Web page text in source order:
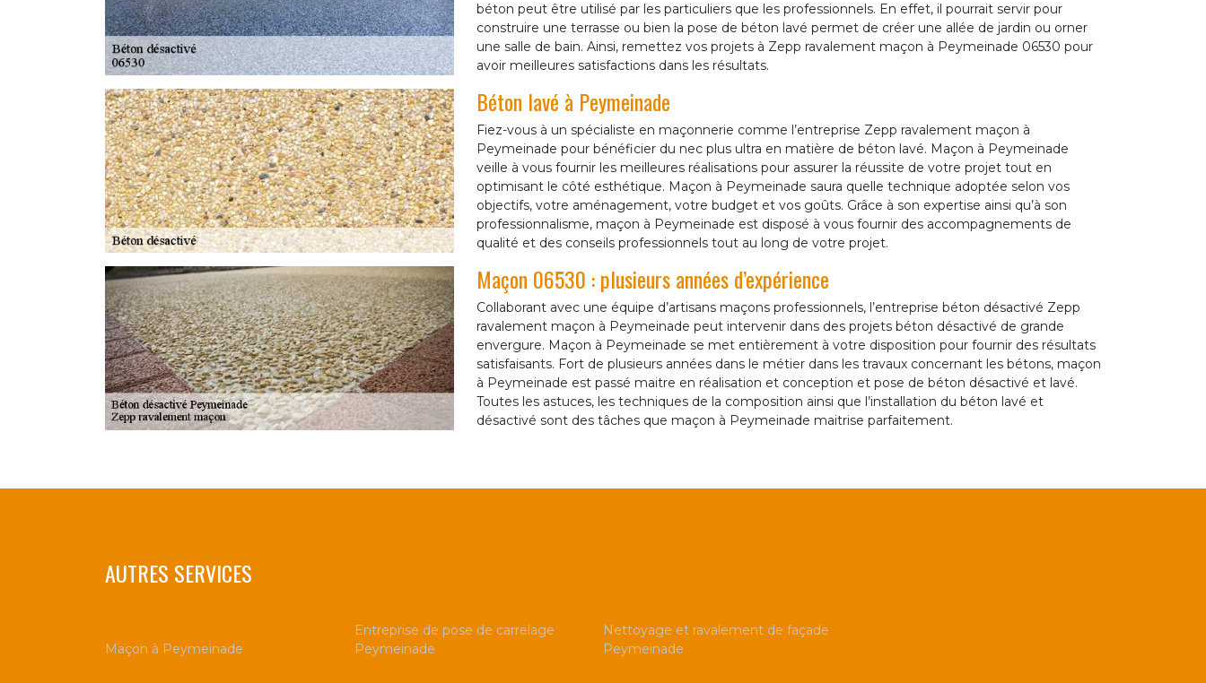
béton peut être utilisé par les particuliers que les professionnels. En effet, il pourrait servir pour
construire une terrasse ou bien la pose de béton lavé permet de créer une allée de jardin ou orner
une salle de bain. Ainsi, remettez vos projets à Zepp ravalement maçon à Peymeinade 06530 pour
avoir meilleures satisfactions dans les résultats.
Béton lavé à Peymeinade
Fiez-vous à un spécialiste en maçonnerie comme l’entreprise Zepp ravalement maçon à
Peymeinade pour bénéficier du nec plus ultra en matière de béton lavé. Maçon à Peymeinade
veille à vous fournir les meilleures réalisations pour assurer la réussite de votre projet tout en
optimisant le côté esthétique. Maçon à Peymeinade saura quelle technique adoptée selon vos
objectifs, votre aménagement, votre budget et vos goûts. Grâce à son expertise ainsi qu’à son
professionnalisme, maçon à Peymeinade est disposé à vous fournir des accompagnements de
qualité et des conseils professionnels tout au long de votre projet.
Maçon 06530 : plusieurs années d’expérience
Collaborant avec une équipe d’artisans maçons professionnels, l’entreprise béton désactivé Zepp
ravalement maçon à Peymeinade peut intervenir dans des projets béton désactivé de grande
envergure. Maçon à Peymeinade se met entièrement à votre disposition pour fournir des résultats
satisfaisants. Fort de plusieurs années dans le métier dans les travaux concernant les bétons, maçon
à Peymeinade est passé maitre en réalisation et conception et pose de béton désactivé et lavé.
Toutes les astuces, les techniques de la composition ainsi que l’installation du béton lavé et
désactivé sont des tâches que maçon à Peymeinade maitrise parfaitement.
AUTRES SERVICES
Maçon à Peymeinade
Entreprise de pose de carrelage
Peymeinade
Nettoyage et ravalement de façade
Peymeinade